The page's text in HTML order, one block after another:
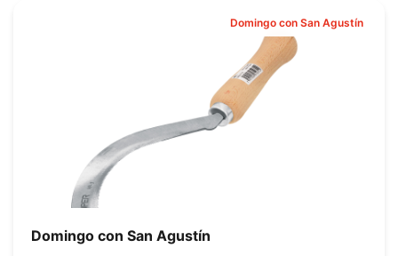
Domingo con San Agustín
Domingo con San Agustín